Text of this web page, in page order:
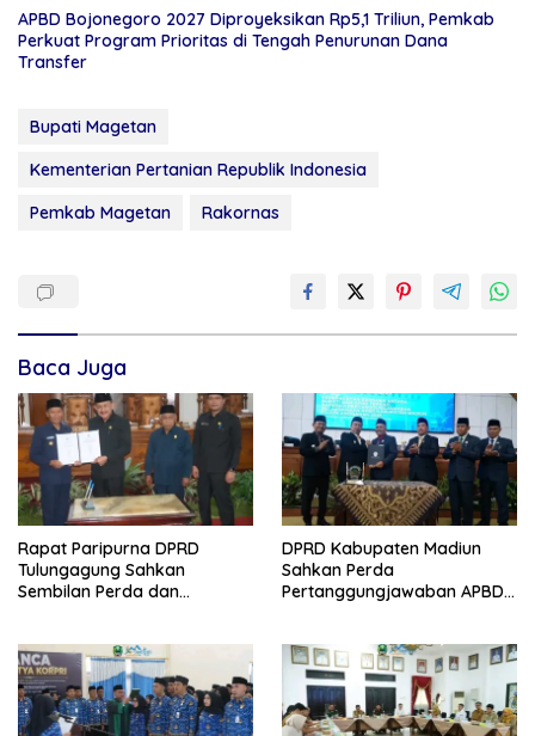
APBD Bojonegoro 2027 Diproyeksikan Rp5,1 Triliun, Pemkab
Perkuat Program Prioritas di Tengah Penurunan Dana
Transfer
Bupati Magetan
Kementerian Pertanian Republik Indonesia
Pemkab Magetan
Rakornas
Baca Juga
Rapat Paripurna DPRD
Tulungagung Sahkan
Sembilan Perda dan
DPRD Kabupaten Madiun
Sahkan Perda
Pertanggungjawaban APBD